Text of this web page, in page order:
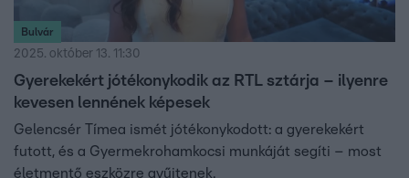
Bulvár
2025. október 13. 11:30
Gyerekekért jótékonykodik az RTL sztárja – ilyenre
kevesen lennének képesek
Gelencsér Tímea ismét jótékonykodott: a gyerekekért
futott, és a Gyermekrohamkocsi munkáját segíti – most
életmentő eszközre gyűjtenek.